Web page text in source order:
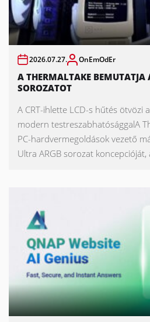
2026.07.27. OnEmOdEr
A THERMALTAKE BEMUTATJA
SOROZATOT
A CRT-ihlette LCD-s hűtés ötvözi
modern testreszabhatósággalA
PC-hardvermegoldások vezető
Ultra ARGB sorozat koncepcióját,